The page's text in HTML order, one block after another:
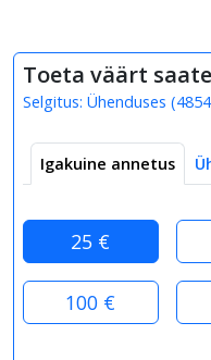
Toeta väärt
Selgitus: Ühenduses (
Igakuine annetus
25 €
100 €